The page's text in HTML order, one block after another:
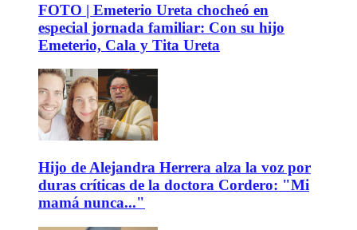
FOTO | Emeterio Ureta chocheó en
especial jornada familiar: Con su hijo
Emeterio, Cala y Tita Ureta
Hijo de Alejandra Herrera alza la voz por
duras críticas de la doctora Cordero: "Mi
mamá nunca..."